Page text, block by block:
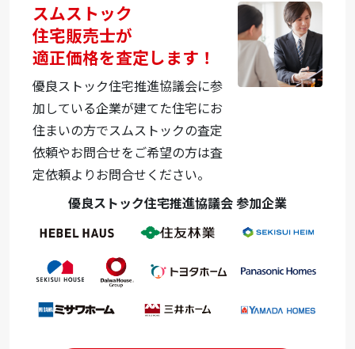
スムストック
住宅販売士が
適正価格を査定します！
優良ストック住宅推進協議会に参
加している企業が建てた住宅にお
住まいの方でスムストックの査定
依頼やお問合せをご希望の方は査
定依頼よりお問合せください。
優良ストック住宅推進協議会 参加企業